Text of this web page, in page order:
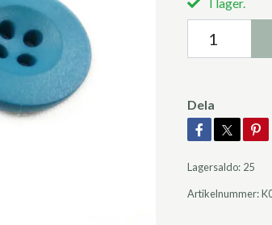
Dela
Lagersaldo: 25
Artikelnummer: